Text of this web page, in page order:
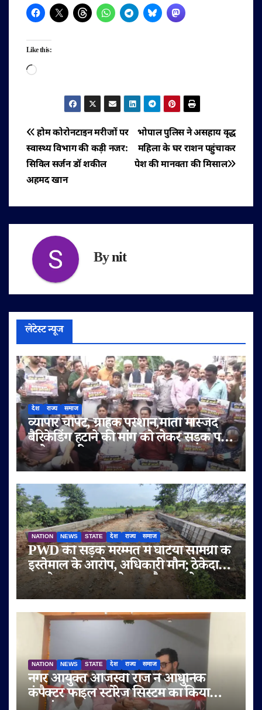
Like this:
Loading…
पोस्ट
नेविगेशन
भोपाल पुलिस ने असहाय वृद्ध
महिला के घर राशन पहुंचाकर
पेश की मानवता की मिसाल
होम कोरोनटाइन मरीजों पर
स्वास्थ्य विभाग की कड़ी नजर:
सिविल सर्जन डॉ शकील
अहमद खान
Bynit
लेटेस्ट न्यूज
देश राज्य समाज
व्यापार चौपट, ग्राहक परेशान,मोती मस्जिद
बैरिकेडिंग हटाने की मांग को लेकर सड़क पर
उतरे व्यापारी
NATION NEWS STATE देश राज्य समाज
PWD की सड़क मरम्मत में घटिया सामग्री के
इस्तेमाल के आरोप, अधिकारी मौन; ठेकेदार
पर दोबारा गुणवत्ता से समझौता करने का
आरोप
NATION NEWS STATE देश राज्य समाज
नगर आयुक्त ओजस्वी राज ने आधुनिक
कंपैक्टर फाइल स्टोरेज सिस्टम का किया